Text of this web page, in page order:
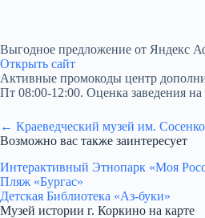
Выгодное предложение от Яндекс
Открыть сайт
Активные промокоды центр
Пт 08:00-12:00. Оценка заведения
← Краеведческий музей им.
Возможно вас также заинтересует
Интерактивный Этнопарк «Моя
Пляж «Бургас»
Детская Библиотека «Аз-буки»
Музей истории г. Коркино на карте